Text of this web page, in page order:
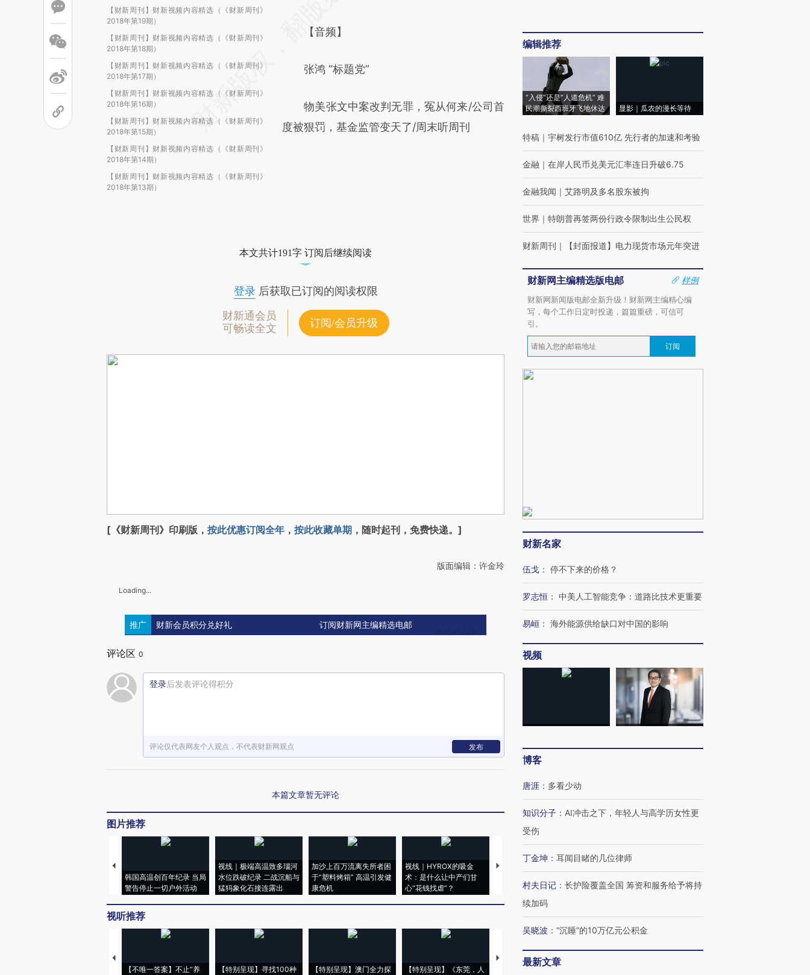
【财新周刊】财新视频内容精选（《财新周刊》
2018年第19期）
【财新周刊】财新视频内容精选（《财新周刊》
2018年第18期）
【财新周刊】财新视频内容精选（《财新周刊》
2018年第17期）
【财新周刊】财新视频内容精选（《财新周刊》
2018年第16期）
【财新周刊】财新视频内容精选（《财新周刊》
2018年第15期）
【财新周刊】财新视频内容精选（《财新周刊》
2018年第14期）
【财新周刊】财新视频内容精选（《财新周刊》
2018年第13期）
【音频】
张鸿 “标题党”
物美张文中案改判无罪，冤从何来/公司首
度被狠罚，基金监管变天了/周末听周刊
本文共计191字 订阅后继续阅读
登录后获取已订阅的阅读权限
财新通会员
可畅读全文
订阅/会员升级
[《财新周刊》印刷版， 按此优惠订阅全年 ， 按此收藏单期 ，随时起刊，免费快递。]
版面编辑：许金玲
Loading...
推广 财新会员积分兑好礼 订阅财新网主编精选电邮
评论区 0
登录后发表评论得积分
评论仅代表网友个人观点，不代表财新网观点 发布
本篇文章暂无评论
图片推荐
韩国高温创百年纪录 当局
警告停止一切户外活动
视线｜极端高温致多瑙河
水位跌破纪录 二战沉船与
猛犸象化石接连露出
加沙上百万流离失所者困
于“塑料烤箱” 高温引发健
康危机
视线｜HYROX的吸金
术：是什么让中产们甘
心“花钱找虐”？
马航飞行员跨国走私7万
育部长拱下台
飞地休达
视听推荐
【不唯一答案】不止“养
【特别呈现】寻找100种
【特别呈现】澳门全力探
【特别呈现】《东莞，人
【推广】走进第四届链博
会，让数智科技“链”接产
编辑推荐
“入侵”还是“人道危机” 难
民潮撕裂西班牙飞地休达
显影｜瓜农的漫长等待
特稿 ｜ 宇树发行市值610亿 先行者的加速和考验
金融 ｜ 在岸人民币兑美元汇率连日升破6.75
金融我闻 ｜ 艾路明及多名股东被拘
世界 ｜ 特朗普再签两份行政令限制出生公民权
财新周刊 ｜ 【封面报道】电力现货市场元年突进
财新网主编精选版电邮
样例
财新网新闻版电邮全新升级！财新网主编精心编
写，每个工作日定时投递，篇篇重磅，可信可
引。
订阅
财新名家
伍戈 ： 停不下来的价格？
罗志恒 ： 中美人工智能竞争：道路比技术更重要
易峘 ： 海外能源供给缺口对中国的影响
视频
博客
唐涯 ： 多看少动
知识分子 ： AI冲击之下，年轻人与高学历女性更
受伤
丁金坤 ： 耳闻目睹的几位律师
村夫日记 ： 长护险覆盖全国 筹资和服务给予将持
续加码
吴晓波 ： “沉睡”的10万亿元公积金
最新文章